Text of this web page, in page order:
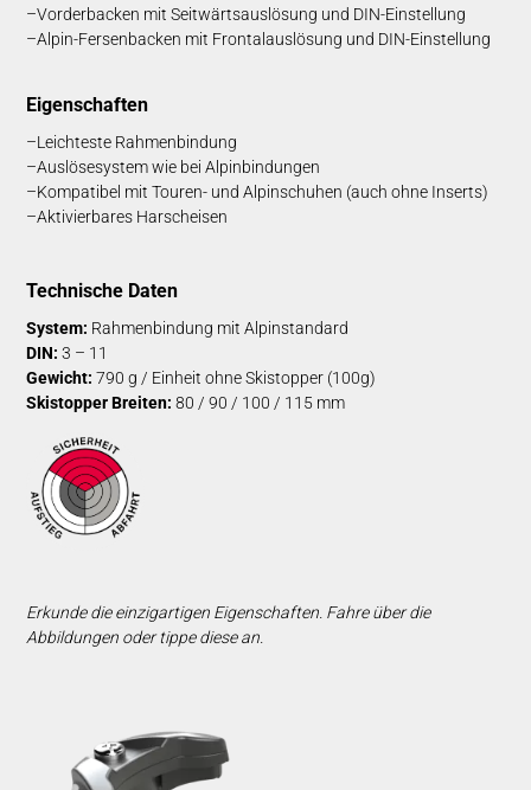
Vorderbacken mit Seitwärtsauslösung und DIN-Einstellung
Alpin-Fersenbacken mit Frontalauslösung und DIN-Einstellung
Eig­en­schaft­en
Leichteste Rahmenbindung
Auslösesystem wie bei Alpinbindungen
Kompatibel mit Touren- und Alpinschuhen (auch ohne Inserts)
Aktivierbares Harscheisen
Technische Daten
System: Rahmenbindung mit Alpinstandard
DIN: 3 – 11
Gewicht: 790 g / Einheit ohne Skistopper (100g)
Skistopper Breiten: 80 / 90 / 100 / 115 mm
Erkunde die einzigartigen Eigenschaften. Fahre über die
Abbildungen oder tippe diese an.